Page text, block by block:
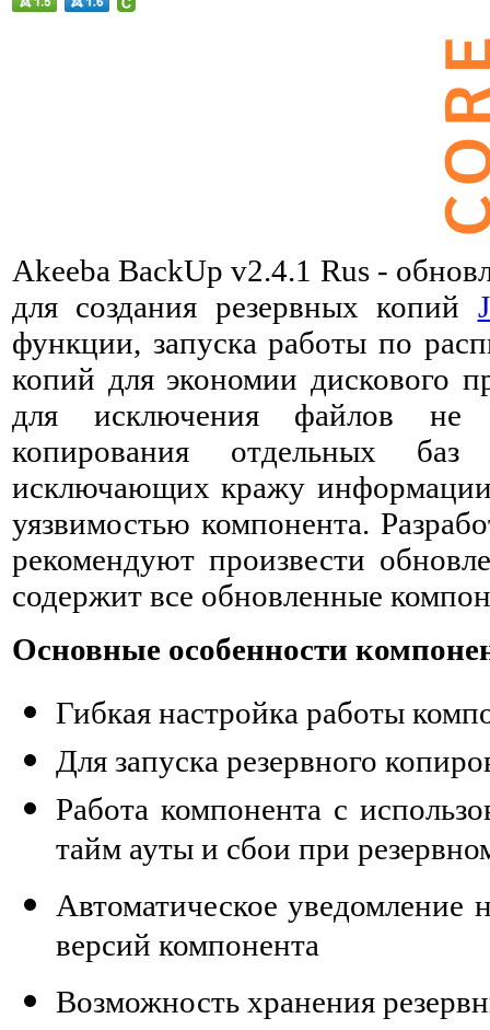
Akeeba BackUp v2.4.1 Rus -
для создания резервных копий
функции, запуска работы по
копий для экономии дискового
для исключения файлов не
копирования отдельных
исключающих кражу
уязвимостью компонента.
рекомендуют произвести
содержит все обновленные
Основные особенности
Гибкая настройка работы
Для запуска резервного
Работа компонента с
тайм ауты и сбои при
Автоматическое уведомление
версий компонента
Возможность хранения